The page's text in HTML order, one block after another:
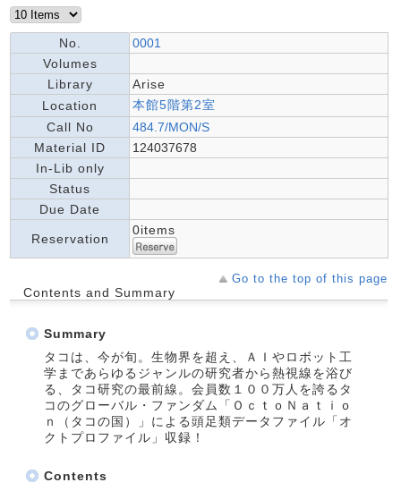
No.
0001
Volumes
Library
Arise
Location
本館5階第2室
Call No
484.7/MON/S
Material ID
124037678
In-Lib only
Status
Due Date
Reservation
0items
Go to the top of this page
Contents and Summary
Summary
タコは、今が旬。生物界を超え、ＡＩやロボット工
学まであらゆるジャンルの研究者から熱視線を浴び
る、タコ研究の最前線。会員数１００万人を誇るタ
コのグローバル・ファンダム「ＯｃｔｏＮａｔｉｏ
ｎ（タコの国）」による頭足類データファイル「オ
クトプロファイル」収録！
Contents